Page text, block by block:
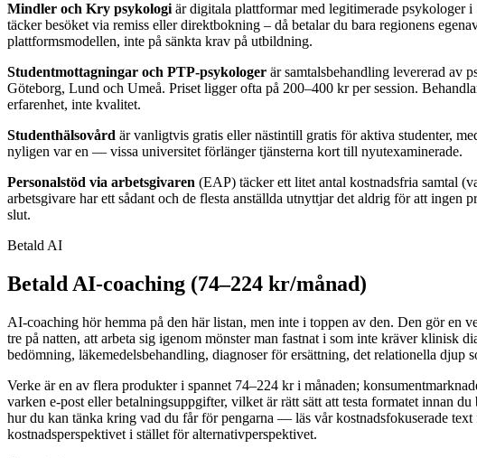
Mindler och Kry psykologi är digitala plattformar med legitimerade psykologer
täcker besöket via remiss eller direktbokning – då betalar du bara regionens
plattformsmodellen, inte på sänkta krav på utbildning.
Studentmottagningar och PTP-psykologer är samtalsbehandling levererad av
Göteborg, Lund och Umeå. Priset ligger ofta på 200–400 kr per session.
erfarenhet, inte kvalitet.
Studenthälsovård är vanligtvis gratis eller nästintill gratis för aktiva studenter,
nyligen var en — vissa universitet förlänger tjänsterna kort till nyutexaminerade.
Personalstöd via arbetsgivaren (EAP) täcker ett litet antal kostnadsfria samtal
arbetsgivare har ett sådant och de flesta anställda utnyttjar det aldrig för att
slut.
Betald AI
Betald AI-coaching (74–224 kr/månad)
AI-coaching hör hemma på den här listan, men inte i toppen av den. Den gör en
tre på natten, att arbeta sig igenom mönster man fastnat i som inte kräver
bedömning, läkemedelsbehandling, diagnoser för ersättning, det relationella
Verke är en av flera produkter i spannet 74–224 kr i månaden;
varken e-post eller betalningsuppgifter, vilket är rätt sätt att testa formatet innan
hur du kan tänka kring vad du får för pengarna — läs vår kostnadsfokuserade text
kostnadsperspektivet i stället för alternativperspektivet.